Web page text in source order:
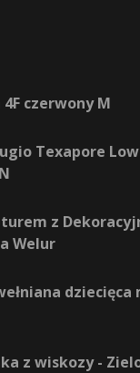
czerwony M
Texapore
z
Welur
dziecięca
z wiskozy -